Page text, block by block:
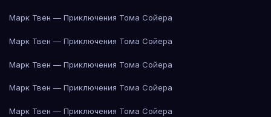
Марк Твен — Приключения Тома Сойера
Марк Твен — Приключения Тома Сойера
Марк Твен — Приключения Тома Сойера
Марк Твен — Приключения Тома Сойера
Марк Твен — Приключения Тома Сойера